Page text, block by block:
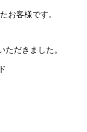
お客様です。
だきました。